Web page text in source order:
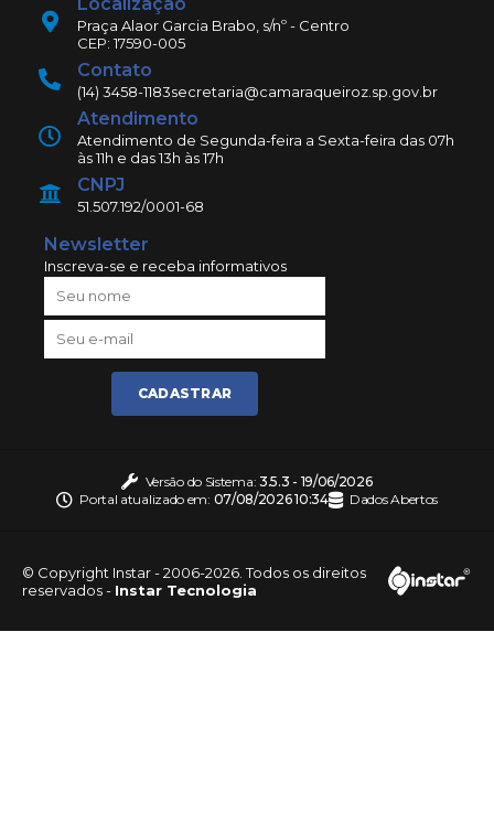
Praça Alaor Garcia Brabo, s/nº - Centro
CEP: 17590-005
Contato
(14) 3458-1183secretaria@camaraqueiroz.sp.gov.br
Atendimento
Atendimento de Segunda-feira a Sexta-feira das 07h
às 11h e das 13h às 17h
CNPJ
51.507.192/0001-68
Newsletter
Inscreva-se e receba informativos
CADASTRAR
Versão do Sistema: 3.5.3 - 19/06/2026
Portal atualizado em: 07/08/2026 10:34 Dados Abertos
© Copyright Instar - 2006-2026. Todos os direitos
reservados - Instar Tecnologia